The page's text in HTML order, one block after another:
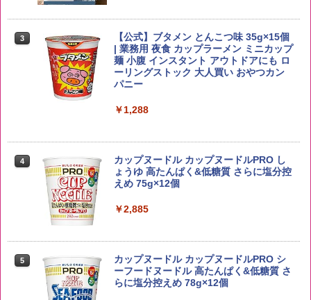
3
by Amazon あきたこまちブレンド 無洗
米 5kg
￥3,396
4
新潟ケンベイ【精米】新潟県産にじのき
らめき 5kg 令和7年産
￥5,809
5
野沢農産 無洗米 青い流るる コシヒカリ
5kg 長野県産 令和7年産
￥3,980
角ハイボール 350ml×24本 サントリー ウ
イスキー ハイボール 缶
4
トリスウイスキー 4000ml サントリー 大
容量 4リットル
5
【数量限定】竹鶴ピュアモルト700ml ア
サヒ [ ウイスキー 日本 700ml ]【中元 ギ
フト プレゼント 贈り物に】
3
【公式】ブタメン とんこつ味 35g×15個
| 業務用 夜食 カップラーメン ミニカップ
麺 小腹 インスタント アウトドアにも ロ
ーリングストック 大人買い おやつカン
パニー
￥1,288
4
カップヌードル カップヌードルPRO し
ょうゆ 高たんぱく&低糖質 さらに塩分控
えめ 75g×12個
￥2,885
5
カップヌードル カップヌードルPRO シ
ーフードヌードル 高たんぱく&低糖質 さ
らに塩分控えめ 78g×12個